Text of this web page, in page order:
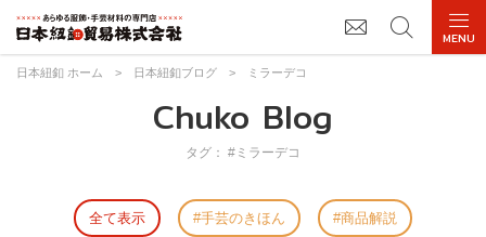
日本紐釦 ホーム > 日本紐釦ブログ > ミラーデコ
Chuko Blog
タグ： #ミラーデコ
全て表示 手芸のきほん 商品解説